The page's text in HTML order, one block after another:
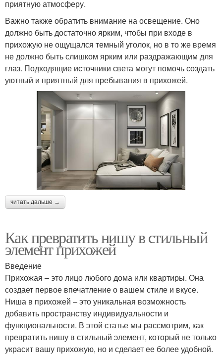
приятную атмосферу.
Важно также обратить внимание на освещение. Оно
должно быть достаточно ярким, чтобы при входе в
прихожую не ощущался темный уголок, но в то же время
не должно быть слишком ярким или раздражающим для
глаз. Подходящие источники света могут помочь создать
уютный и приятный для пребывания в прихожей.
читать дальше →
Как превратить нишу в стильный
элемент прихожей
Введение
Прихожая – это лицо любого дома или квартиры. Она
создает первое впечатление о вашем стиле и вкусе.
Ниша в прихожей – это уникальная возможность
добавить пространству индивидуальности и
функциональности. В этой статье мы рассмотрим, как
превратить нишу в стильный элемент, который не только
украсит вашу прихожую, но и сделает ее более удобной.